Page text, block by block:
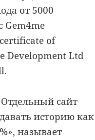
от 5000
Gem4me
of
Development Ltd
сайт
историю как
называет